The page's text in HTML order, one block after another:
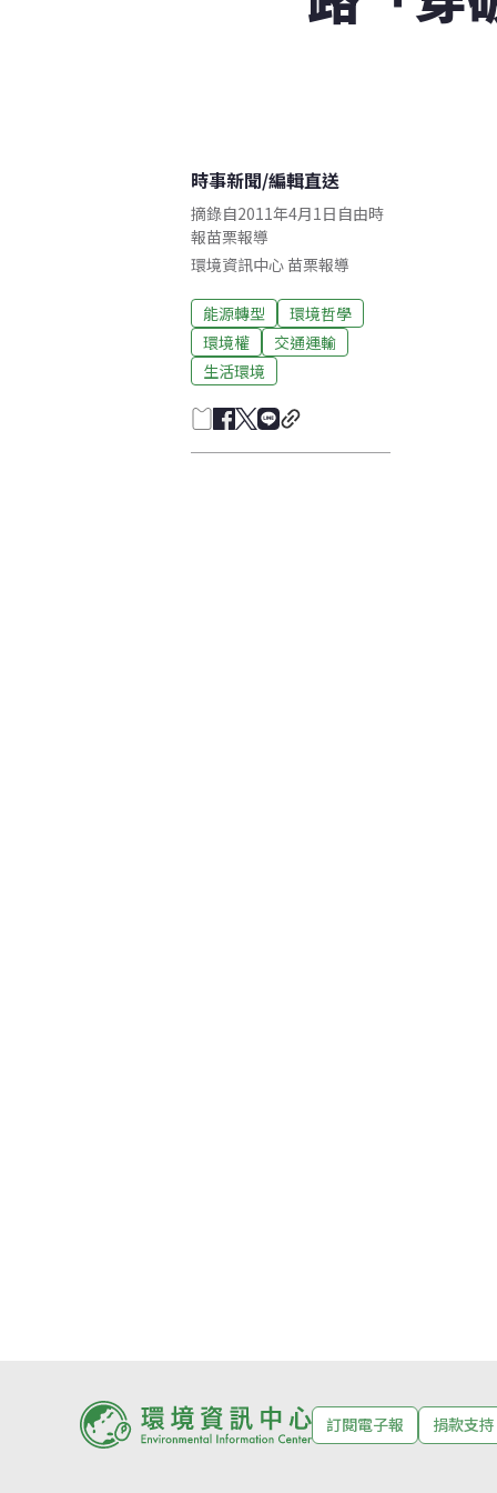
時事新聞/編輯直送
摘錄自2011年4月1日自由時
報苗栗報導
環境資訊中心苗栗報導
能源轉型
環境哲學
環境權
交通運輸
生活環境
訂閱電子報 捐款支持